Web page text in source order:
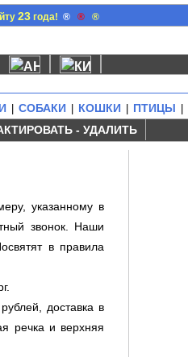
23 года! ® ® ®
СОБАКИ КОШКИ ПТИЦЫ
- УДАЛИТЬ
указанному в
звонок. Наши
в правила
доставка в
речка и верхняя